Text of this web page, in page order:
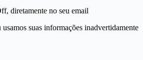
diretamente no seu email
suas informações inadvertidamente